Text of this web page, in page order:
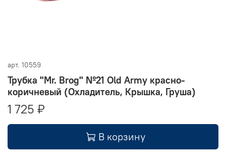
арт. 10559
Трубка "Mr. Brog" №21 Old Army красно-
коричневый (Охладитель, Крышка, Груша)
1 725 ₽
В корзину